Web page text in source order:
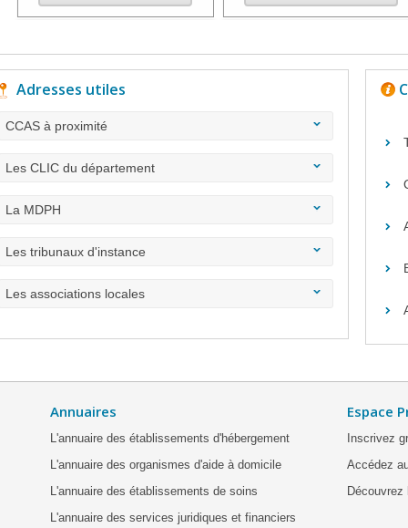
Adresses utiles
CCAS à proximité
Les CLIC du département
La MDPH
Les tribunaux d'instance
Les associations locales
Annuaires
L'annuaire des établissements d'hébergement
L'annuaire des organismes d'aide à domicile
L'annuaire des établissements de soins
L'annuaire des services juridiques et financiers
Espace
Inscrivez
Accédez